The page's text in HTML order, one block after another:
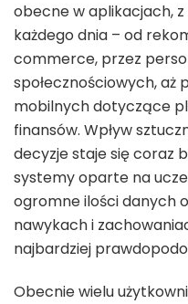
obecne w aplikacjach,
każdego dnia – od
commerce, przez
społecznościowych, aż
mobilnych dotyczące
finansów. Wpływ
decyzje staje się coraz
systemy oparte na
ogromne ilości danych
nawykach i
najbardziej
Obecnie wielu